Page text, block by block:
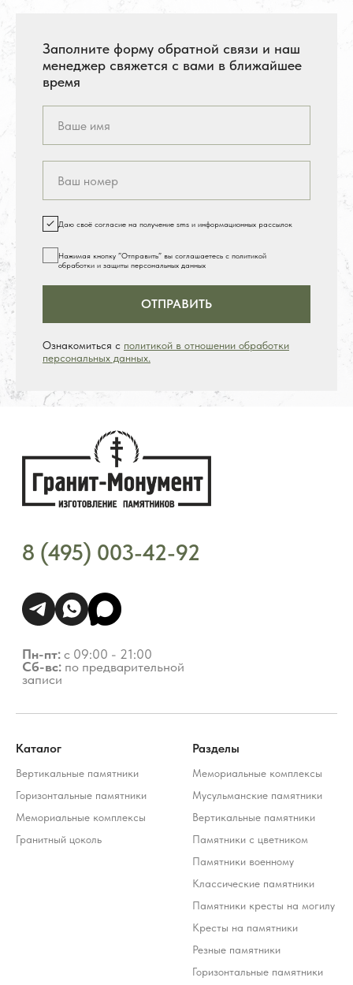
Заполните форму обратной связи и наш
менеджер свяжется с вами в ближайшее
время
Даю своё согласие на получение sms и информационных рассылок
Нажимая кнопку ”Отправить” вы соглашаетесь с политикой
обработки и защиты персональных данных
ОТПРАВИТЬ
Ознакомиться с политикой в отношении обработки
персональных данных.
Каталог
Вертикальные памятники
Горизонтальные памятники
Мемориальные комплексы
Гранитный цоколь
Разделы
Мемориальные комплексы
Мусульманские памятники
Вертикальные памятники
Памятники с цветником
Памятники военному
Классические памятники
Памятники кресты на могилу
Кресты на памятники
Резные памятники
Горизонтальные памятники